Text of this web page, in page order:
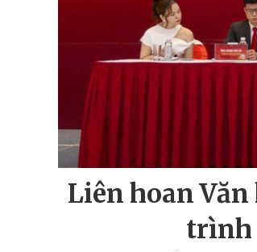
Liên hoan Văn
trình